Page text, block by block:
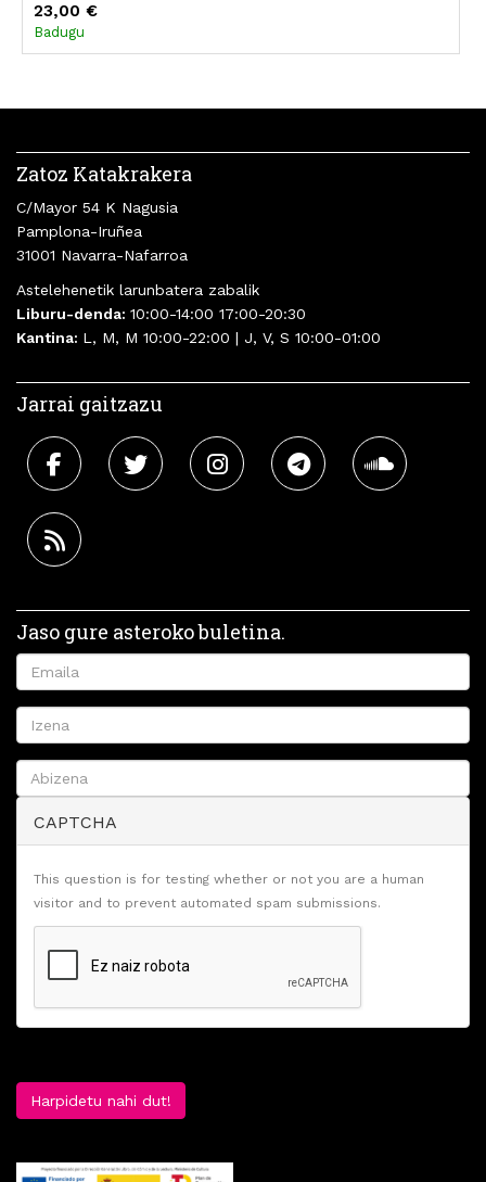
23,00 €
Badugu
Zatoz Katakrakera
C/Mayor 54 K Nagusia
Pamplona-Iruñea
31001 Navarra-Nafarroa
Astelehenetik larunbatera zabalik
Liburu-denda: 10:00-14:00 17:00-20:30
Kantina: L, M, M 10:00-22:00 | J, V, S 10:00-01:00
Jarrai gaitzazu
Jaso gure asteroko buletina.
CAPTCHA
This question is for testing whether or not you are a human
visitor and to prevent automated spam submissions.
Harpidetu nahi dut!